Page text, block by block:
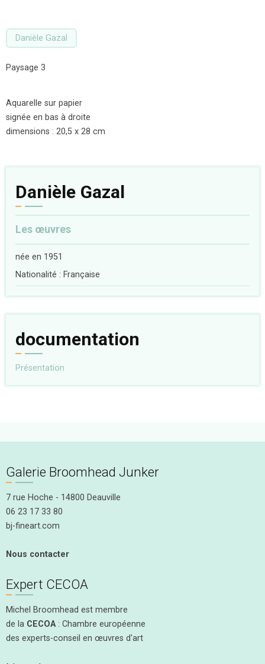
Danièle Gazal
Paysage 3
Aquarelle sur papier
signée en bas à droite
dimensions : 20,5 x 28 cm
Danièle Gazal
Les œuvres
née en 1951
Nationalité : Française
documentation
Présentation
Galerie Broomhead Junker
7 rue Hoche - 14800 Deauville
06 23 17 33 80
bj-fineart.com
Nous contacter
Expert CECOA
Michel Broomhead est membre
de la CECOA: Chambre européenne
des experts-conseil en œuvres d'art